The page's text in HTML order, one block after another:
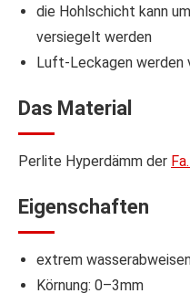
die Hohlschicht kann
versiegelt werden
Luft-Leckagen werden
Das Material
Perlite Hyperdämm der
Eigenschaften
extrem
Körnung: 0–3mm